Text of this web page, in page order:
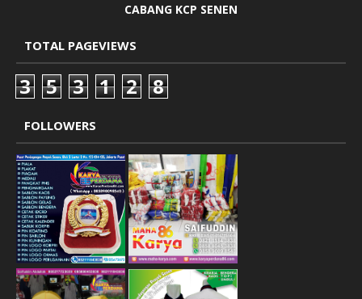
CABANG KCP SENEN
TOTAL PAGEVIEWS
3 5 3 1 2 8
FOLLOWERS